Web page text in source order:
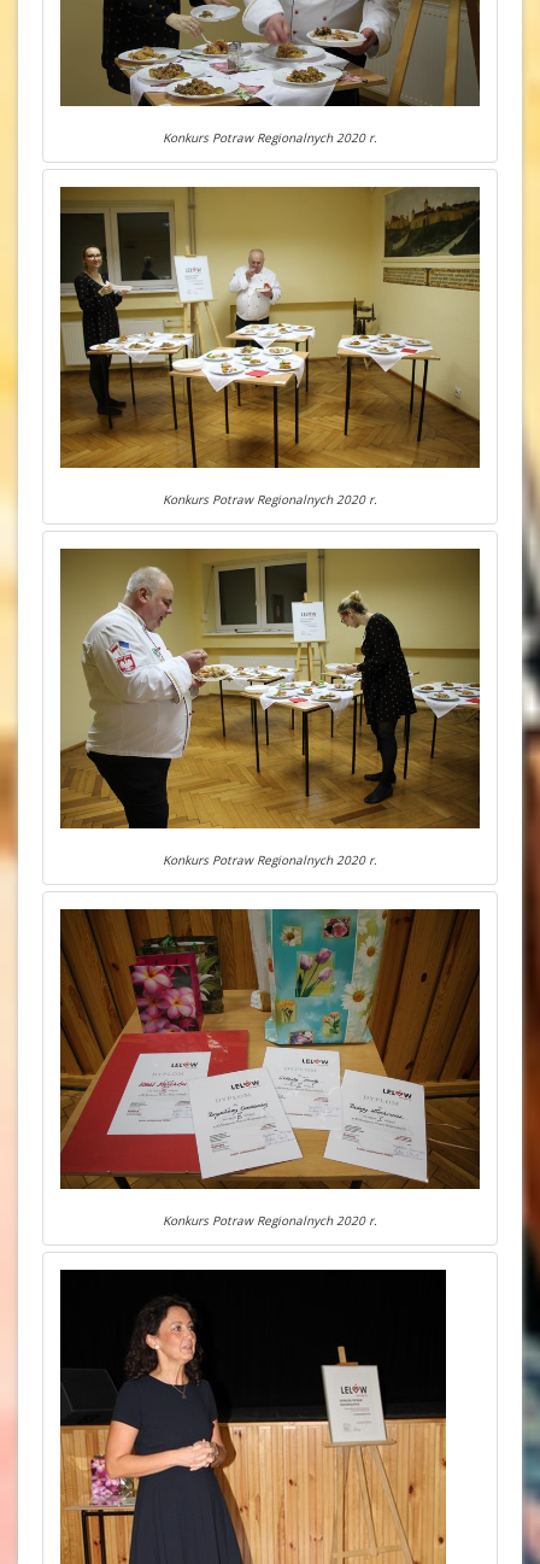
Konkurs Potraw Regionalnych 2020 r.
Konkurs Potraw Regionalnych 2020 r.
Konkurs Potraw Regionalnych 2020 r.
Konkurs Potraw Regionalnych 2020 r.